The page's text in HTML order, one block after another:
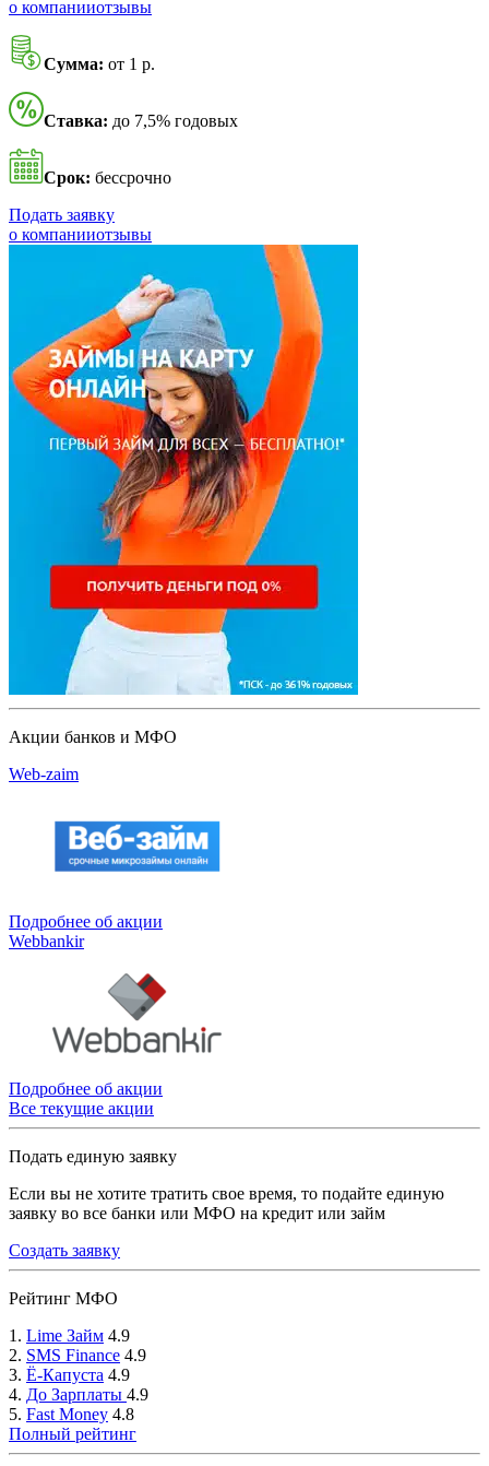
о компанииотзывы
Сумма: от 1 р.
Ставка: до 7,5% годовых
Срок: бессрочно
Подать заявку
о компанииотзывы
Акции банков и МФО
Web-zaim
Подробнее об акции
Webbankir
Подробнее об акции
Все текущие акции
Подать единую заявку
Если вы не хотите тратить свое время, то подайте единую
заявку во все банки или МФО на кредит или займ
Создать заявку
Рейтинг МФО
1. Lime Займ 4.9
2. SMS Finance 4.9
3. Ё-Капуста 4.9
4. До Зарплаты 4.9
5. Fast Money 4.8
Полный рейтинг